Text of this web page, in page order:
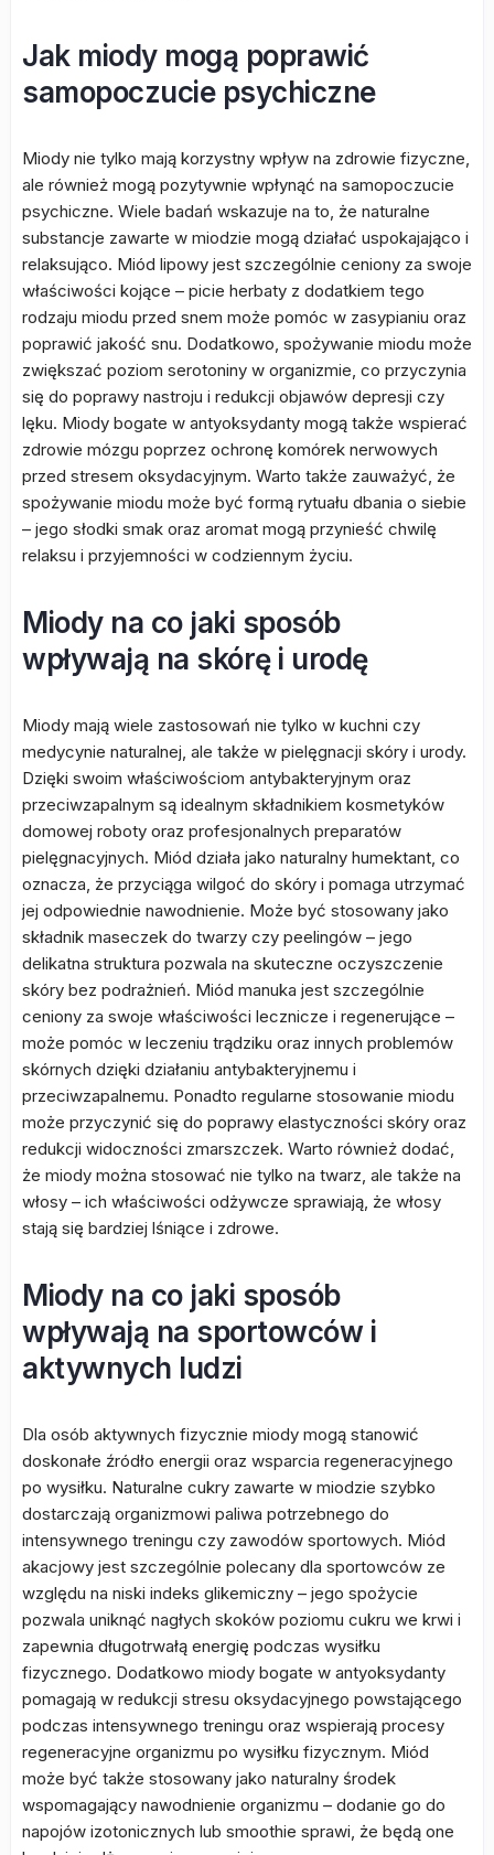
Jak miody mogą poprawić
samopoczucie psychiczne
Miody nie tylko mają korzystny wpływ na zdrowie fizyczne,
ale również mogą pozytywnie wpłynąć na samopoczucie
psychiczne. Wiele badań wskazuje na to, że naturalne
substancje zawarte w miodzie mogą działać uspokajająco i
relaksująco. Miód lipowy jest szczególnie ceniony za swoje
właściwości kojące – picie herbaty z dodatkiem tego
rodzaju miodu przed snem może pomóc w zasypianiu oraz
poprawić jakość snu. Dodatkowo, spożywanie miodu może
zwiększać poziom serotoniny w organizmie, co przyczynia
się do poprawy nastroju i redukcji objawów depresji czy
lęku. Miody bogate w antyoksydanty mogą także wspierać
zdrowie mózgu poprzez ochronę komórek nerwowych
przed stresem oksydacyjnym. Warto także zauważyć, że
spożywanie miodu może być formą rytuału dbania o siebie
– jego słodki smak oraz aromat mogą przynieść chwilę
relaksu i przyjemności w codziennym życiu.
Miody na co jaki sposób
wpływają na skórę i urodę
Miody mają wiele zastosowań nie tylko w kuchni czy
medycynie naturalnej, ale także w pielęgnacji skóry i urody.
Dzięki swoim właściwościom antybakteryjnym oraz
przeciwzapalnym są idealnym składnikiem kosmetyków
domowej roboty oraz profesjonalnych preparatów
pielęgnacyjnych. Miód działa jako naturalny humektant, co
oznacza, że przyciąga wilgoć do skóry i pomaga utrzymać
jej odpowiednie nawodnienie. Może być stosowany jako
składnik maseczek do twarzy czy peelingów – jego
delikatna struktura pozwala na skuteczne oczyszczenie
skóry bez podrażnień. Miód manuka jest szczególnie
ceniony za swoje właściwości lecznicze i regenerujące –
może pomóc w leczeniu trądziku oraz innych problemów
skórnych dzięki działaniu antybakteryjnemu i
przeciwzapalnemu. Ponadto regularne stosowanie miodu
może przyczynić się do poprawy elastyczności skóry oraz
redukcji widoczności zmarszczek. Warto również dodać,
że miody można stosować nie tylko na twarz, ale także na
włosy – ich właściwości odżywcze sprawiają, że włosy
stają się bardziej lśniące i zdrowe.
Miody na co jaki sposób
wpływają na sportowców i
aktywnych ludzi
Dla osób aktywnych fizycznie miody mogą stanowić
doskonałe źródło energii oraz wsparcia regeneracyjnego
po wysiłku. Naturalne cukry zawarte w miodzie szybko
dostarczają organizmowi paliwa potrzebnego do
intensywnego treningu czy zawodów sportowych. Miód
akacjowy jest szczególnie polecany dla sportowców ze
względu na niski indeks glikemiczny – jego spożycie
pozwala uniknąć nagłych skoków poziomu cukru we krwi i
zapewnia długotrwałą energię podczas wysiłku
fizycznego. Dodatkowo miody bogate w antyoksydanty
pomagają w redukcji stresu oksydacyjnego powstającego
podczas intensywnego treningu oraz wspierają procesy
regeneracyjne organizmu po wysiłku fizycznym. Miód
może być także stosowany jako naturalny środek
wspomagający nawodnienie organizmu – dodanie go do
napojów izotonicznych lub smoothie sprawi, że będą one